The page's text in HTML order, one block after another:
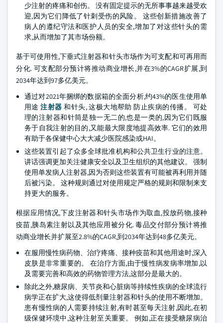
少注射的疼痛和创伤。 没有固定提示的无所事事越来越受欢
迎,因为它们降低了针刺受伤的风险。 这些创新措施改善了
病人的遵纪守法和医护人员的安全,增加了对这些针头的需
求,从而增加了其市场份额。
基于可使用性,下垂式注射器和针头市场作为可支配和可再用而
分化. 可支配部分预计将推动商业增长,并在3%的CAGR扩展,到
2034年达到97多亿美元。
通过对2021年捆绑的数据箱的全面分析,约43%的医生使用单
用途注射器 和针头, 这极大地帮助 防止疾病的传播。 可处
理的注射器和针筒是独一无二的,也是一类的,因为它们既服
务于自我注射的目的,又能最大限度地提高效率. 它们的效用
有助于各保健中心大大减少医院感染或HAI。
这些装置引起了众多全球批准机构和公共卫生行业的注意。
讲话强调更加关注健康安全以及卫生组织的其他建议。 强制
使用单发病人注射器,因为否则这些装置有可能被再利用并随
后被污染。 这种规则通过对使用规定严格的规则和限制来支
持更大的服务。
根据应用情况,下皮注射器和针头市场作为取血,投放药物,接种
疫苗,胰岛素注射以及其他应用被分化. 毒品交付部分预计将推
动商业增长并扩展至2.8%的CAGR,到2034年达到48多亿美元。
在服用慢性病药物、治疗疼痛、接种疫苗和其他用途时,深入
皮肤是非常重要的。 在治疗方面,由于慢性病发病率增加,以
及需要完善和高效的药物管理方法,这部分是最大的。
除此之外,糖尿病、关节炎和心脏病等持续性疾病的全球流行
病学正在扩大,这使得低剂量注射器和针头的使用不断增加。
患有慢性病的人需要持续注射,有时甚至每天注射,因此,在初
级保健环境中,这种注射至关重要。 例如,正在接受糖尿病治